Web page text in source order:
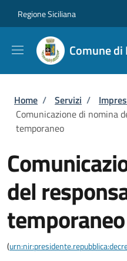
Regione Siciliana
Comune di
Briciole di
Home / Servizi /
Comunicazione di nomina
temporaneo
del
temporaneo
(